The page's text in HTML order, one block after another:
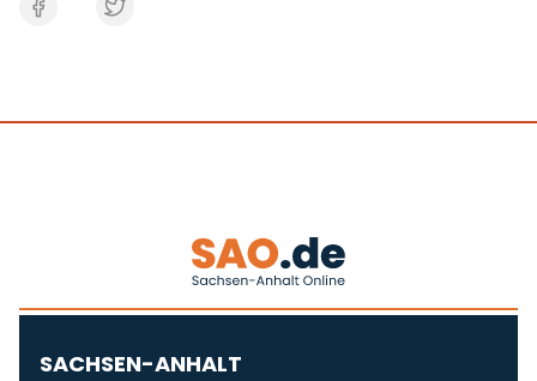
SACHSEN-ANHALT